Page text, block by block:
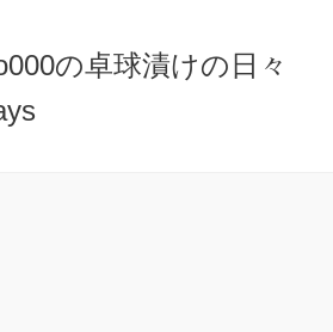
の卓球漬けの日々